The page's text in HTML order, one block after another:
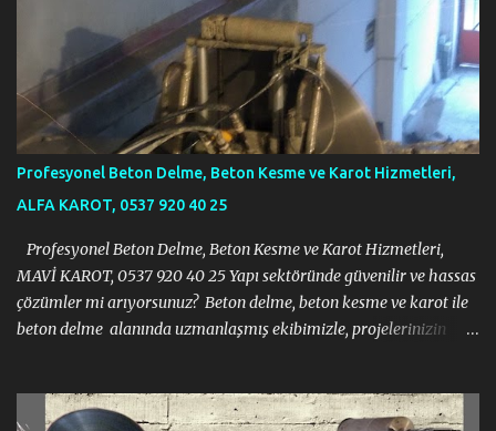
Profesyonel Beton Delme, Beton Kesme ve Karot Hizmetleri,
ALFA KAROT, 0537 920 40 25
Profesyonel Beton Delme, Beton Kesme ve Karot Hizmetleri,
MAVİ KAROT, 0537 920 40 25 Yapı sektöründe güvenilir ve hassas
çözümler mi arıyorsunuz? Beton delme, beton kesme ve karot ile
beton delme alanında uzmanlaşmış ekibimizle, projelerinizin
veya yıkım projelerinizde ihtiyacınız olan her türlü beton kesme